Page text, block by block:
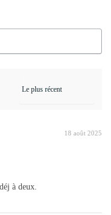
18 août 2025
à deux.